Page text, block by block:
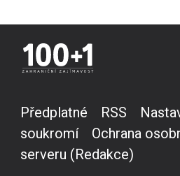
Předplatné RSS
soukromí
Ochrana
serveru (Redakce)